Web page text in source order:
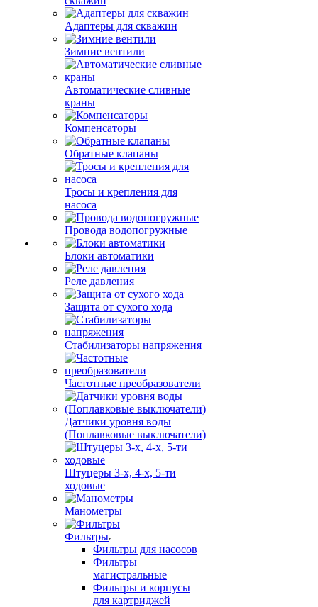
Адаптеры для скважин
Зимние вентили
Автоматические сливные
краны
Компенсаторы
Обратные клапаны
Тросы и крепления для
насоса
Провода водопогружные
Блоки автоматики
Реле давления
Защита от сухого хода
Стабилизаторы напряжения
Частотные преобразователи
Датчики уровня воды
(Поплавковые выключатели)
Штуцеры 3-х, 4-х, 5-ти
ходовые
Манометры
Фильтры
Фильтры для насосов
Фильтры
магистральные
Фильтры и корпусы
для картриджей